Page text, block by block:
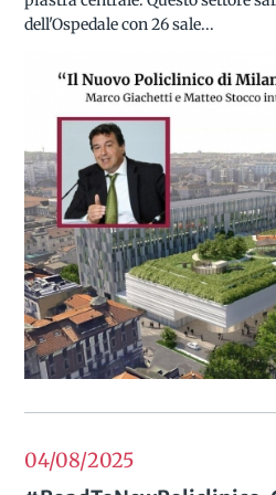
dell'Ospedale con 26 sale...
04/082025